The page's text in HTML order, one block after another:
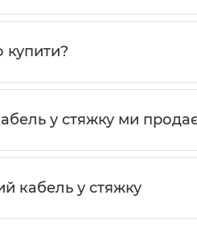
купити?
у стяжку ми
кабель у стяжку